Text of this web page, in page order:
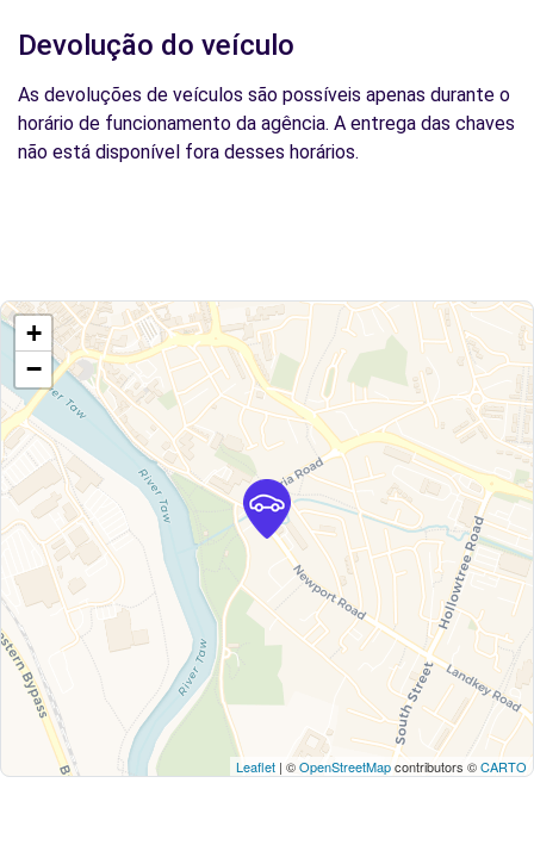
Devolução do veículo
As devoluções de veículos são possíveis apenas durante o
horário de funcionamento da agência. A entrega das chaves
não está disponível fora desses horários.
+
−
Leaflet | ©OpenStreetMapcontributors ©CARTO